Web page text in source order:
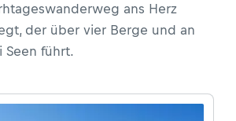
Gilgen im Salzkammergut sowohl
als auch wandertechnisch
die Lupe genommen und
Magazin (Ausgabe
ans Herz
der über vier Berge und an
Seen führt.